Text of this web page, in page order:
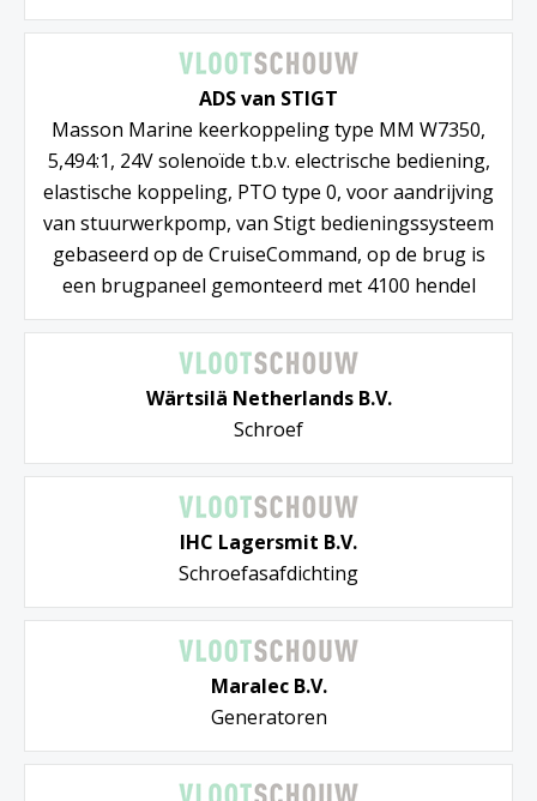
ADS van STIGT
Masson Marine keerkoppeling type MM W7350,
5,494:1, 24V solenoïde t.b.v. electrische bediening,
elastische koppeling, PTO type 0, voor aandrijving
van stuurwerkpomp, van Stigt bedieningssysteem
gebaseerd op de CruiseCommand, op de brug is
een brugpaneel gemonteerd met 4100 hendel
Wärtsilä Netherlands B.V.
Schroef
IHC Lagersmit B.V.
Schroefasafdichting
Maralec B.V.
Generatoren